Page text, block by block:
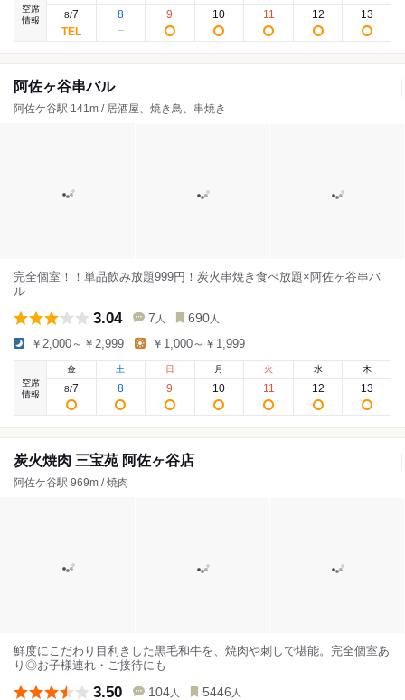
空席
情報
8/7 8 9 10 11 12 13
阿佐ヶ谷串バル
阿佐ケ谷駅 141m / 居酒屋、焼き鳥、串焼き
完全個室！！単品飲み放題999円！炭火串焼き食べ放題×阿佐ヶ谷串バ
ル
3.04 7 人 690 人
￥2,000～￥2,999 ￥1,000～￥1,999
空席
情報
金
8/7
土
8
日
9
月
10
火
11
水
12
木
13
炭火焼肉 三宝苑 阿佐ヶ谷店
阿佐ケ谷駅 969m / 焼肉
鮮度にこだわり目利きした黒毛和牛を、焼肉や刺しで堪能。完全個室あ
り◎お子様連れ・ご接待にも
3.50 104 人 5446 人